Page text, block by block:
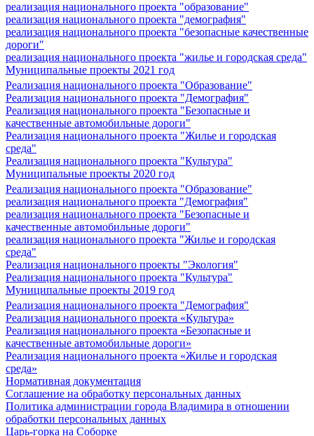
реализация национального проекта "образование"
реализация национального проекта "демография"
реализация национального проекта "безопасные качественные
дороги"
реализация национального проекта "жилье и городская среда"
Муниципальные проекты 2021 год
Реализация национального проекта "Образование"
Реализация национального проекта "Демография"
Реализация национального проекта "Безопасные и
качественные автомобильные дороги"
Реализация национального проекта "Жилье и городская
среда"
Реализация национального проекта "Культура"
Муниципальные проекты 2020 год
Реализация национального проекта "Образование"
реализация национального проекта "Демография"
реализация национального проекта "Безопасные и
качественные автомобильные дороги"
реализация национального проекта "Жилье и городская
среда"
Реализация национального проекты "Экология"
Реализация национального проекта "Культура"
Муниципальные проекты 2019 год
Реализация национального проекта "Демография"
Реализация национального проекта «Культура»
Реализация национального проекта «Безопасные и
качественные автомобильные дороги»
Реализация национального проекта «Жилье и городская
среда»
Нормативная документация
Соглашение на обработку персональных данных
Политика администрации города Владимира в отношении
обработки персональных данных
Царь-горка на Соборке